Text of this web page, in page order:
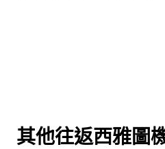
其他往返西雅圖